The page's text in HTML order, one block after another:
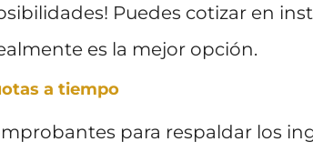
Puedes cotizar en
es la mejor opción.
a tiempo
para respaldar los